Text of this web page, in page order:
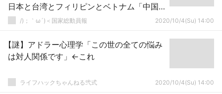
日本と台湾とフィリピンとベトナム「中国
包囲の重要な国家群が全て嫌韓という事
/)；｀ω´)＜国家総動員報 2020/10/4(Su) 14:00
【謎】アドラー心理学「この世の全ての悩み
は対人関係です」←これ
ライフハックちゃんねる弐式 2020/10/4(Su) 14:00